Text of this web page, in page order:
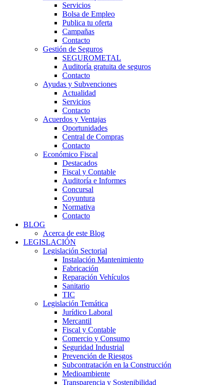
Servicios
Bolsa de Empleo
Publica tu oferta
Campañas
Contacto
Gestión de Seguros
SEGUROMETAL
Auditoría gratuita de seguros
Contacto
Ayudas y Subvenciones
Actualidad
Servicios
Contacto
Acuerdos y Ventajas
Oportunidades
Central de Compras
Contacto
Económico Fiscal
Destacados
Fiscal y Contable
Auditoría e Informes
Concursal
Coyuntura
Normativa
Contacto
BLOG
Acerca de este Blog
LEGISLACIÓN
Legislación Sectorial
Instalación Mantenimiento
Fabricación
Reparación Vehículos
Sanitario
TIC
Legislación Temática
Jurídico Laboral
Mercantil
Fiscal y Contable
Comercio y Consumo
Seguridad Industrial
Prevención de Riesgos
Subcontratación en la Construcción
Medioambiente
Transparencia y Sostenibilidad